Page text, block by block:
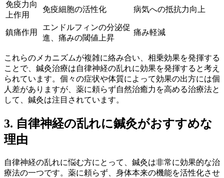
免疫力向
上作用
免疫細胞の活性化 病気への抵抗力向上
鎮痛作用
エンドルフィンの分泌促
進、痛みの閾値上昇
痛み軽減
これらのメカニズムが複雑に絡み合い、相乗効果を発揮する
ことで、鍼灸治療は自律神経の乱れに効果を発揮すると考え
られています。個々の症状や体質によって効果の出方には個
人差がありますが、薬に頼らず自然治癒力を高める治療法と
して、鍼灸は注目されています。
3. 自律神経の乱れに鍼灸がおすすめな
理由
自律神経の乱れに悩む方にとって、鍼灸は非常に効果的な治
療法の一つです。薬に頼らず、身体本来の機能を活性化させ